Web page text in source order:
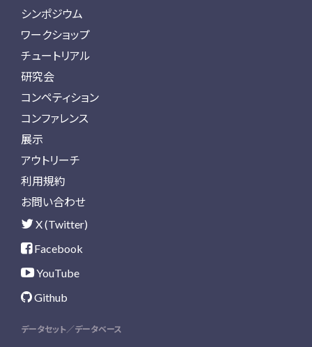
シンポジウム
ワークショップ
チュートリアル
研究会
コンペティション
コンファレンス
展示
アウトリーチ
利用規約
お問い合わせ
X (Twitter)
Facebook
YouTube
Github
データセット／データベース